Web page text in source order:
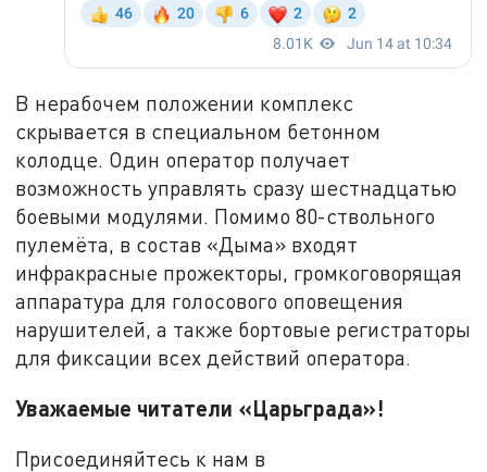
В нерабочем положении комплекс
скрывается в специальном бетонном
колодце. Один оператор получает
возможность управлять сразу шестнадцатью
боевыми модулями. Помимо 80-ствольного
пулемёта, в состав «Дыма» входят
инфракрасные прожекторы, громкоговорящая
аппаратура для голосового оповещения
нарушителей, а также бортовые регистраторы
для фиксации всех действий оператора.
Уважаемые читатели «Царьграда»!
Присоединяйтесь к нам в